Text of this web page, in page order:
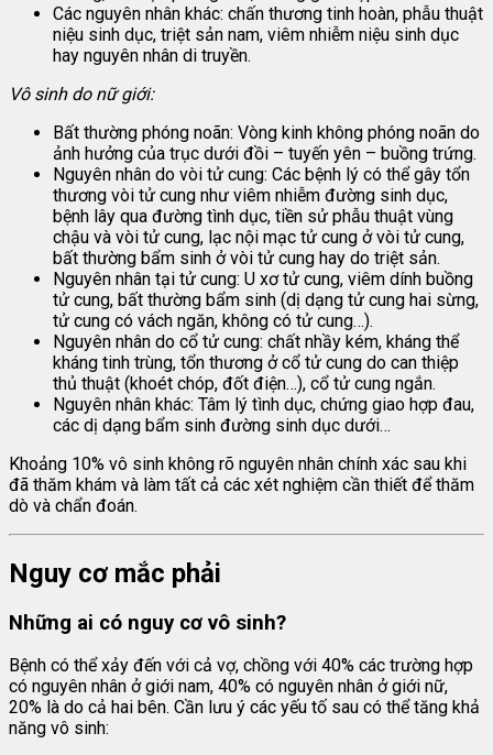
Các nguyên nhân khác: chấn thương tinh hoàn, phẫu thuật
niệu sinh dục, triệt sản nam, viêm nhiễm niệu sinh dục
hay nguyên nhân di truyền.
Vô sinh do nữ giới:
Bất thường phóng noãn: Vòng kinh không phóng noãn do
ảnh hưởng của trục dưới đồi – tuyến yên – buồng trứng.
Nguyên nhân do vòi tử cung: Các bệnh lý có thể gây tổn
thương vòi tử cung như viêm nhiễm đường sinh dục,
bệnh lây qua đường tình dục, tiền sử phẫu thuật vùng
chậu và vòi tử cung, lạc nội mạc tử cung ở vòi tử cung,
bất thường bẩm sinh ở vòi tử cung hay do triệt sản.
Nguyên nhân tại tử cung: U xơ tử cung, viêm dính buồng
tử cung, bất thường bẩm sinh (dị dạng tử cung hai sừng,
tử cung có vách ngăn, không có tử cung…).
Nguyên nhân do cổ tử cung: chất nhầy kém, kháng thể
kháng tinh trùng, tổn thương ở cổ tử cung do can thiệp
thủ thuật (khoét chóp, đốt điện…), cổ tử cung ngắn.
Nguyên nhân khác: Tâm lý tình dục, chứng giao hợp đau,
các dị dạng bẩm sinh đường sinh dục dưới…
Khoảng 10% vô sinh không rõ nguyên nhân chính xác sau khi
đã thăm khám và làm tất cả các xét nghiệm cần thiết để thăm
dò và chẩn đoán.
Nguy cơ mắc phải
Những ai có nguy cơ vô sinh?
Bệnh có thể xảy đến với cả vợ, chồng với 40% các trường hợp
có nguyên nhân ở giới nam, 40% có nguyên nhân ở giới nữ,
20% là do cả hai bên. Cần lưu ý các yếu tố sau có thể tăng khả
năng vô sinh: